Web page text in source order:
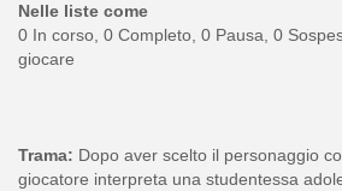
Nelle liste come
0 In corso, 0 Completo, 0 Pausa, 0
giocare
Trama: Dopo aver scelto il personaggio
giocatore interpreta una studentessa